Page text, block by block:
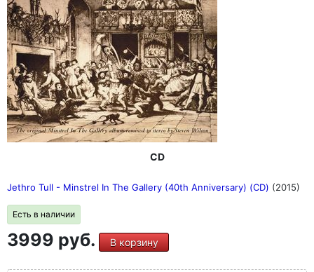
CD
Jethro Tull - Minstrel In The Gallery (40th Anniversary) (CD) (2015)
Есть в наличии
3999 руб. В корзину